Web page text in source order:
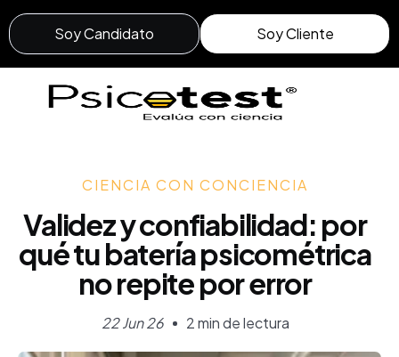
Soy Candidato Soy Cliente
CIENCIA CON CONCIENCIA
Validez y confiabilidad: por
qué tu batería psicométrica
no repite por error
22 Jun 26 2 min de lectura